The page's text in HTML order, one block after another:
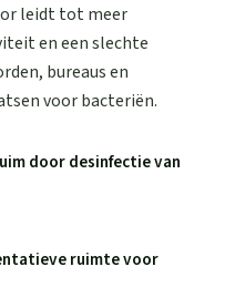
leidt tot meer
en een slechte
bureaus en
voor bacteriën.
door desinfectie van
ruimte voor